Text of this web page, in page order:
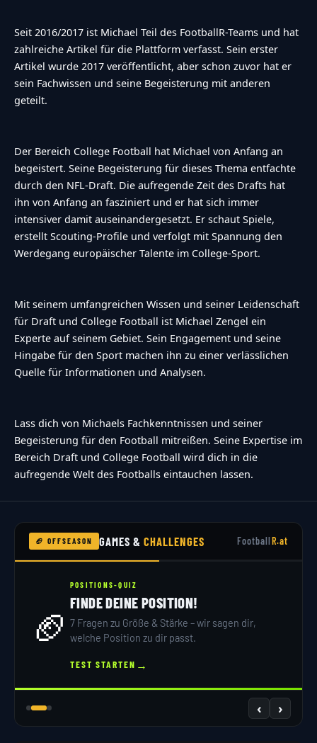
Seit 2016/2017 ist Michael Teil des FootballR-Teams und hat
zahlreiche Artikel für die Plattform verfasst. Sein erster
Artikel wurde 2017 veröffentlicht, aber schon zuvor hat er
sein Fachwissen und seine Begeisterung mit anderen
geteilt.
Der Bereich College Football hat Michael von Anfang an
begeistert. Seine Begeisterung für dieses Thema entfachte
durch den NFL-Draft. Die aufregende Zeit des Drafts hat
ihn von Anfang an fasziniert und er hat sich immer
intensiver damit auseinandergesetzt. Er schaut Spiele,
erstellt Scouting-Profile und verfolgt mit Spannung den
Werdegang europäischer Talente im College-Sport.
Mit seinem umfangreichen Wissen und seiner Leidenschaft
für Draft und College Football ist Michael Zengel ein
Experte auf seinem Gebiet. Sein Engagement und seine
Hingabe für den Sport machen ihn zu einer verlässlichen
Quelle für Informationen und Analysen.
Lass dich von Michaels Fachkenntnissen und seiner
Begeisterung für den Football mitreißen. Seine Expertise im
Bereich Draft und College Football wird dich in die
aufregende Welt des Footballs eintauchen lassen.
🏈 OFFSEASON GAMES &CHALLENGES FootballR.at
🏈
POSITIONS-QUIZ
FINDE DEINE POSITION!
7 Fragen zu Größe & Stärke – wir sagen dir,
welche Position zu dir passt.
TEST STARTEN →
‹ ›